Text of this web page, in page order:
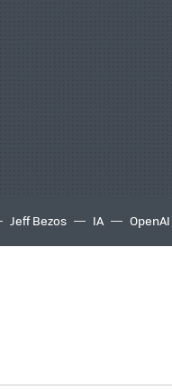
Jeff Bezos IA OpenAI